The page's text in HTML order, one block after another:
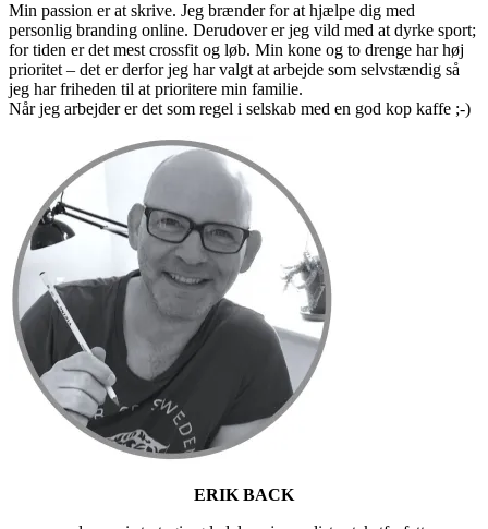
Min passion er at skrive. Jeg brænder for at hjælpe dig med
personlig branding online. Derudover er jeg vild med at dyrke sport;
for tiden er det mest crossfit og løb. Min kone og to drenge har høj
prioritet – det er derfor jeg har valgt at arbejde som selvstændig så
jeg har friheden til at prioritere min familie.
Når jeg arbejder er det som regel i selskab med en god kop kaffe ;-)
Sidebar
ERIK BACK